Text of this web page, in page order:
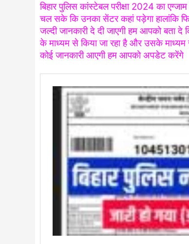
बिहार पुलिस कांस्टेबल परीक्षा 2024 का
चल सके कि उनका सेंटर कहां पड़ेगा हालांकि
जल्दी जानकारी दे दी जाएगी हम आपको बता
के माध्यम से किया जा रहा है और उसके माध्यम
कोई जानकारी आएगी हम आपको अपडेट करेंगे